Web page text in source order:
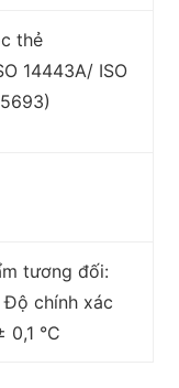
thẻ
14443A/ ISO
tương đối:
Độ chính xác
0,1 °C